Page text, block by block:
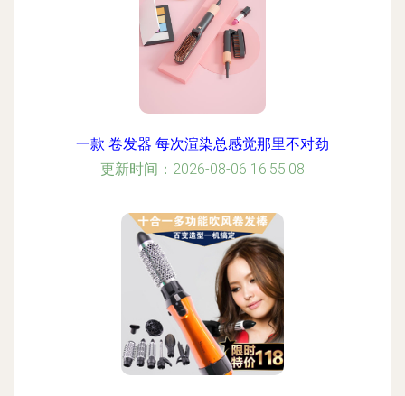
一款 卷发器 每次渲染总感觉那里不对劲
更新时间：2026-08-06 16:55:08